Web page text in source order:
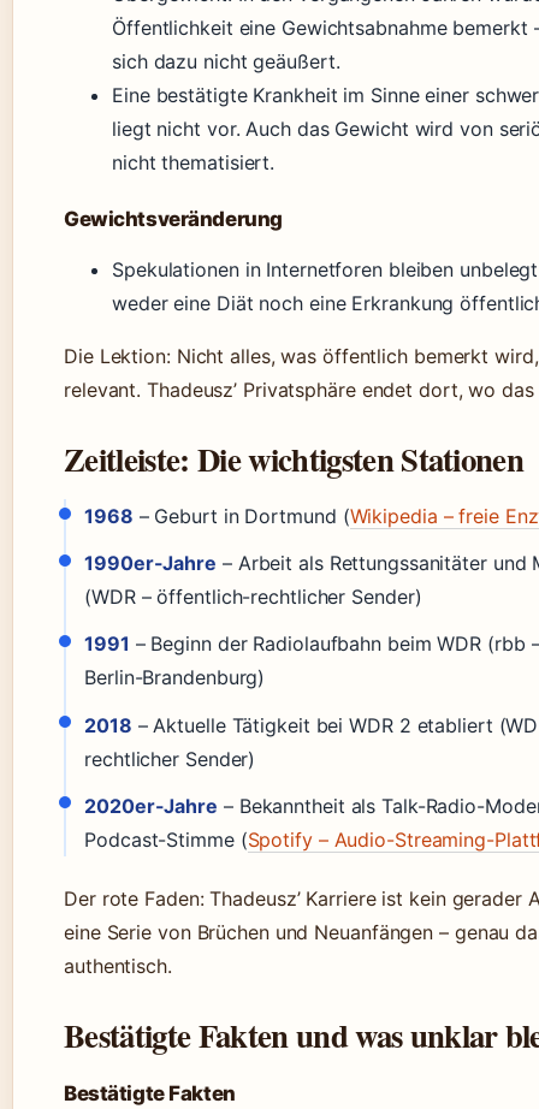
Öffentlichkeit eine Gewichtsabnahme bemerkt
sich dazu nicht geäußert.
Eine bestätigte Krankheit im Sinne einer
liegt nicht vor. Auch das Gewicht wird von
nicht thematisiert.
Gewichtsveränderung
Spekulationen in Internetforen bleiben
weder eine Diät noch eine Erkrankung
Die Lektion: Nicht alles, was öffentlich bemerkt
relevant. Thadeusz’ Privatsphäre endet dort, wo
Zeitleiste: Die wichtigsten Stationen
1968 – Geburt in Dortmund (Wikipedia – freie
1990er-Jahre – Arbeit als Rettungssanitäter und
(WDR – öffentlich-rechtlicher Sender)
1991 – Beginn der Radiolaufbahn beim WDR (rbb
Berlin-Brandenburg)
2018 – Aktuelle Tätigkeit bei WDR 2 etabliert
rechtlicher Sender)
2020er-Jahre – Bekanntheit als Talk-Radio-
Podcast-Stimme (Spotify – Audio-Streaming-
Der rote Faden: Thadeusz’ Karriere ist kein gerader
eine Serie von Brüchen und Neuanfängen – genau
authentisch.
Bestätigte Fakten und was unklar
Bestätigte Fakten